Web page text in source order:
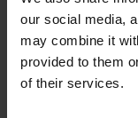
our social media,
may combine it
provided to them
of their services.
olie/
een conische
met
verwerken.